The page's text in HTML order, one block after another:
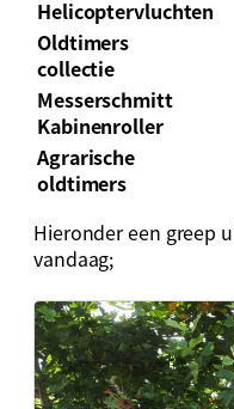
Helicoptervluchten
Oldtimers
collectie
Messerschmitt
Kabinenroller
Agrarische
oldtimers
Hieronder een greep
vandaag;